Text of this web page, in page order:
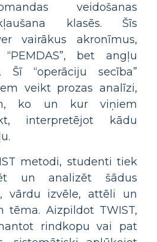
veidošanas
klasēs. Šīs
vairākus akronīmus,
bet angļu
Šī “operāciju secība”
veikt prozas analīzi,
ko un kur viņiem
interpretējot kādu
metodi, studenti tiek
un analizēt šādus
vārdu izvēle, attēli un
tēma. Aizpildot TWIST,
rindkopu vai pat